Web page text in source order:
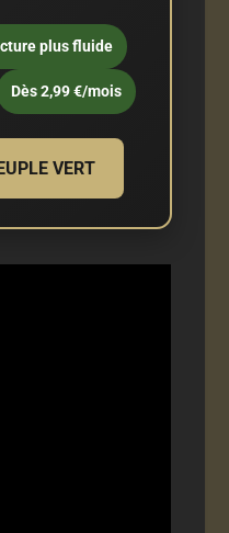
plus fluide
Dès 2,99 €/mois
VERT